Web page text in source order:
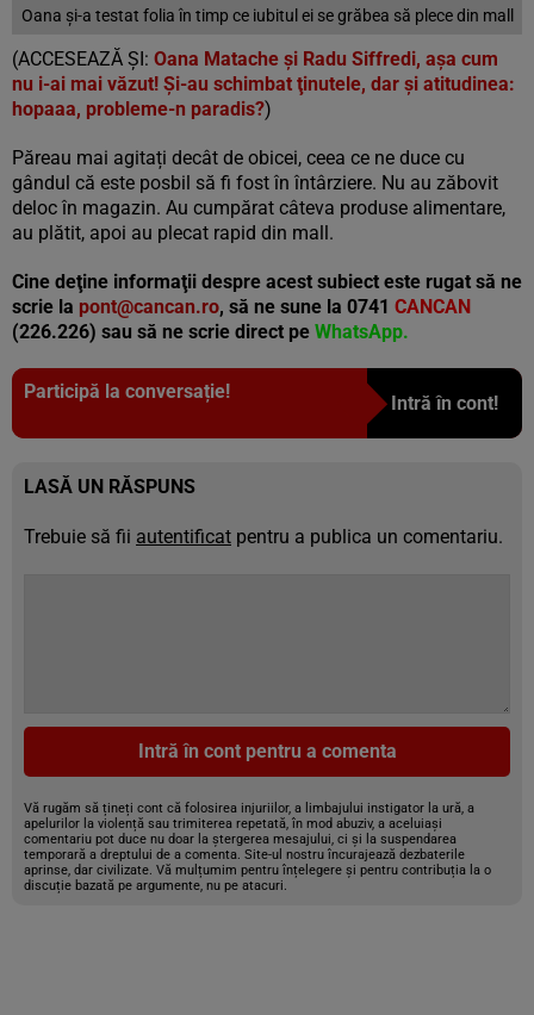
Oana și-a testat folia în timp ce iubitul ei se grăbea să plece din mall
(ACCESEAZĂ ȘI: Oana Matache şi Radu Siffredi, aşa cum
nu i-ai mai văzut! Şi-au schimbat ţinutele, dar şi atitudinea:
hopaaa, probleme-n paradis?)
Păreau mai agitați decât de obicei, ceea ce ne duce cu
gândul că este posbil să fi fost în întârziere. Nu au zăbovit
deloc în magazin. Au cumpărat câteva produse alimentare,
au plătit, apoi au plecat rapid din mall.
Cine deţine informaţii despre acest subiect este rugat să ne
scrie la pont@cancan.ro, să ne sune la 0741 CANCAN
(226.226) sau să ne scrie direct pe WhatsApp.
Participă la conversație!
Intră în cont!
LASĂ UN RĂSPUNS
Trebuie să fii autentificat pentru a publica un comentariu.
Intră în cont pentru a comenta
Vă rugăm să țineți cont că folosirea injuriilor, a limbajului instigator la ură, a
apelurilor la violență sau trimiterea repetată, în mod abuziv, a aceluiași
comentariu pot duce nu doar la ștergerea mesajului, ci și la suspendarea
temporară a dreptului de a comenta. Site-ul nostru încurajează dezbaterile
aprinse, dar civilizate. Vă mulțumim pentru înțelegere și pentru contribuția la o
discuție bazată pe argumente, nu pe atacuri.